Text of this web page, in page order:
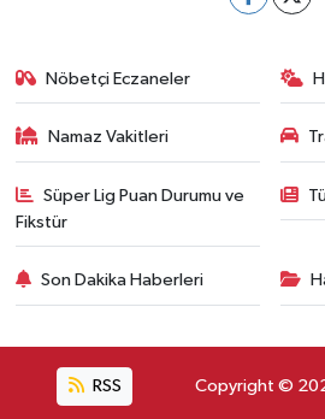
Nöbetçi Eczaneler
Namaz Vakitleri
Süper Lig Puan Durumu ve
Fikstür
Son Dakika Haberleri
RSS Copyright ©